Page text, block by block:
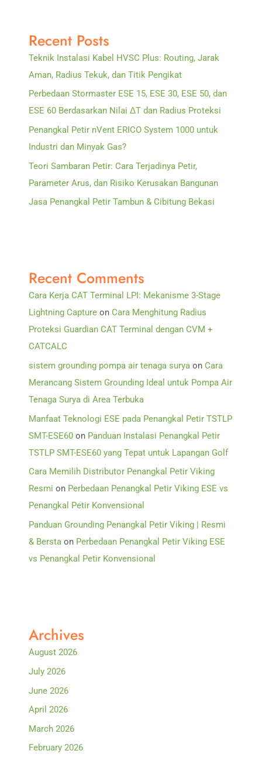
Recent Posts
Teknik Instalasi Kabel HVSC Plus: Routing, Jarak
Aman, Radius Tekuk, dan Titik Pengikat
Perbedaan Stormaster ESE 15, ESE 30, ESE 50, dan
ESE 60 Berdasarkan Nilai ΔT dan Radius Proteksi
Penangkal Petir nVent ERICO System 1000 untuk
Industri dan Minyak Gas?
Teori Sambaran Petir: Cara Terjadinya Petir,
Parameter Arus, dan Risiko Kerusakan Bangunan
Jasa Penangkal Petir Tambun & Cibitung Bekasi
Recent Comments
Cara Kerja CAT Terminal LPI: Mekanisme 3-Stage
Lightning Capture on Cara Menghitung Radius
Proteksi Guardian CAT Terminal dengan CVM +
CATCALC
sistem grounding pompa air tenaga surya on Cara
Merancang Sistem Grounding Ideal untuk Pompa Air
Tenaga Surya di Area Terbuka
Manfaat Teknologi ESE pada Penangkal Petir TSTLP
SMT-ESE60 on Panduan Instalasi Penangkal Petir
TSTLP SMT-ESE60 yang Tepat untuk Lapangan Golf
Cara Memilih Distributor Penangkal Petir Viking
Resmi on Perbedaan Penangkal Petir Viking ESE vs
Penangkal Petir Konvensional
Panduan Grounding Penangkal Petir Viking | Resmi
& Bersta on Perbedaan Penangkal Petir Viking ESE
vs Penangkal Petir Konvensional
Archives
August 2026
July 2026
June 2026
April 2026
March 2026
February 2026